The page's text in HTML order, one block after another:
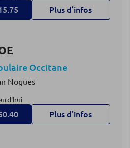
Plus d’infos
Occitane
Nogues
Plus d’infos